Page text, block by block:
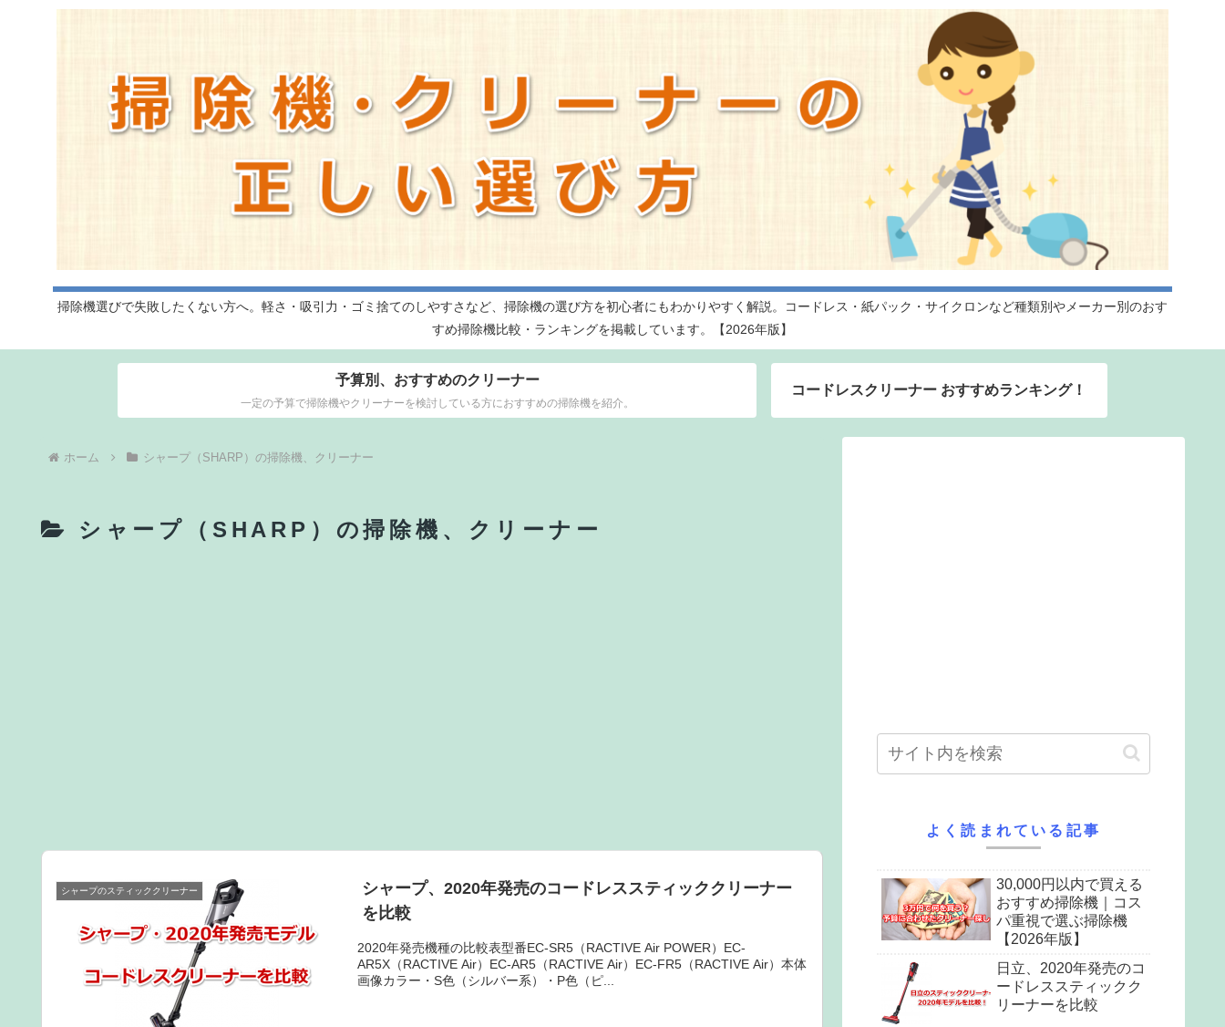
掃除機選びで失敗したくない方へ。軽さ・吸引力・ゴミ捨てのしやすさなど、掃除機の選び方を初心者にもわかりやすく解説。コードレス・紙パック・サイクロンなど種類別やメーカー別のおす
すめ掃除機比較・ランキングを掲載しています。【2026年版】
予算別、おすすめのクリーナー
一定の予算で掃除機やクリーナーを検討している方におすすめの掃除機を紹介。
コードレスクリーナー おすすめランキング！
ホーム シャープ（SHARP）の掃除機、クリーナー
シャープ（SHARP）の掃除機、クリーナー
シャープのスティッククリーナー
シャープ、2020年発売のコードレススティッククリーナー
を比較
2020年発売機種の比較表型番EC-SR5（RACTIVE Air POWER）EC-
AR5X（RACTIVE Air）EC-AR5（RACTIVE Air）EC-FR5（RACTIVE Air）本体
画像カラー・S色（シルバー系）・P色（ピ...
よく読まれている記事
30,000円以内で買える
おすすめ掃除機｜コス
パ重視で選ぶ掃除機
【2026年版】
日立、2020年発売のコ
ードレススティックク
リーナーを比較